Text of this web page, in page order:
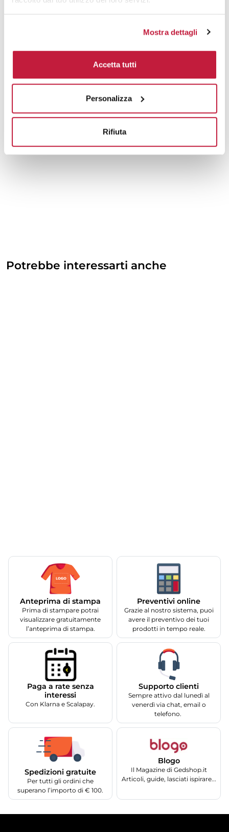
Mostra dettagli
Accetta tutti
Personalizza
Rifiuta
Potrebbe interessarti anche
Anteprima di stampa
Prima di stampare potrai
visualizzare gratuitamente
l’anteprima di stampa.
Preventivi online
Grazie al nostro sistema, puoi
avere il preventivo dei tuoi
prodotti in tempo reale.
Paga a rate senza
interessi
Con Klarna e Scalapay.
Supporto clienti
Sempre attivo dal lunedì al
venerdì via chat, email o
telefono.
Spedizioni gratuite
Per tutti gli ordini che
superano l’importo di € 100.
Blogo
Il Magazine di Gedshop.it
Articoli, guide, lasciati ispirare...